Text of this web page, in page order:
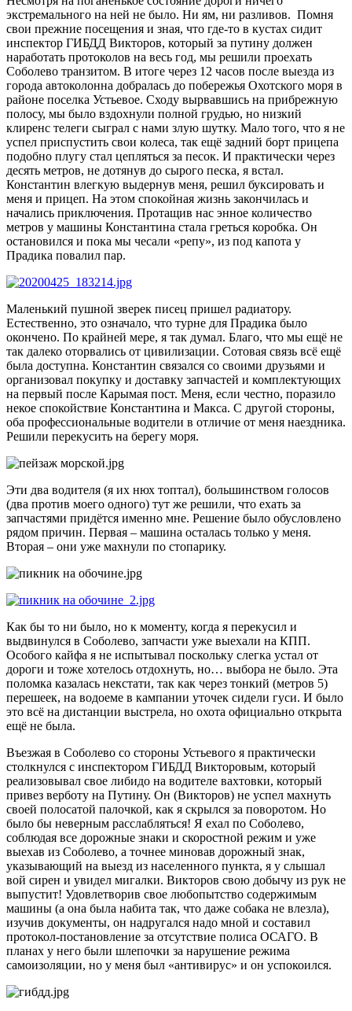
экстремального на ней не было. Ни ям, ни разливов. Помня
свои прежние посещения и зная, что где-то в кустах сидит
инспектор ГИБДД Викторов, который за путину должен
наработать протоколов на весь год, мы решили проехать
Соболево транзитом. В итоге через 12 часов после выезда из
города автоколонна добралась до побережья Охотского моря в
районе поселка Устьевое. Сходу вырвавшись на прибрежную
полосу, мы было вздохнули полной грудью, но низкий
клиренс телеги сыграл с нами злую шутку. Мало того, что я не
успел приспустить свои колеса, так ещё задний борт прицепа
подобно плугу стал цепляться за песок. И практически через
десять метров, не дотянув до сырого песка, я встал.
Константин влегкую выдернув меня, решил буксировать и
меня и прицеп. На этом спокойная жизнь закончилась и
начались приключения. Протащив нас энное количество
метров у машины Константина стала греться коробка. Он
остановился и пока мы чесали «репу», из под капота у
Прадика повалил пар.
Маленький пушной зверек писец пришел радиатору.
Естественно, это означало, что турне для Прадика было
окончено. По крайней мере, я так думал. Благо, что мы ещё не
так далеко оторвались от цивилизации. Сотовая связь всё ещё
была доступна. Константин связался со своими друзьями и
организовал покупку и доставку запчастей и комплектующих
на первый после Карымая пост. Меня, если честно, поразило
некое спокойствие Константина и Макса. С другой стороны,
оба профессиональные водители в отличие от меня наездника.
Решили перекусить на берегу моря.
Эти два водителя (я их нюх топтал), большинством голосов
(два против моего одного) тут же решили, что ехать за
запчастями придётся именно мне. Решение было обусловлено
рядом причин. Первая – машина осталась только у меня.
Вторая – они уже махнули по стопарику.
Как бы то ни было, но к моменту, когда я перекусил и
выдвинулся в Соболево, запчасти уже выехали на КПП.
Особого кайфа я не испытывал поскольку слегка устал от
дороги и тоже хотелось отдохнуть, но… выбора не было. Эта
поломка казалась некстати, так как через тонкий (метров 5)
перешеек, на водоеме в кампании уточек сидели гуси. И было
это всё на дистанции выстрела, но охота официально открыта
ещё не была.
Въезжая в Соболево со стороны Устьевого я практически
столкнулся с инспектором ГИБДД Викторовым, который
реализовывал свое либидо на водителе вахтовки, который
привез верботу на Путину. Он (Викторов) не успел махнуть
своей полосатой палочкой, как я скрылся за поворотом. Но
было бы неверным расслабляться! Я ехал по Соболево,
соблюдая все дорожные знаки и скоростной режим и уже
выехав из Соболево, а точнее миновав дорожный знак,
указывающий на выезд из населенного пункта, я у слышал
вой сирен и увидел мигалки. Викторов свою добычу из рук не
выпустит! Удовлетворив свое любопытство содержимым
машины (а она была набита так, что даже собака не влезла),
изучив документы, он надругался надо мной и составил
протокол-постановление за отсутствие полиса ОСАГО. В
планах у него были шлепочки за нарушение режима
самоизоляции, но у меня был «антивирус» и он успокоился.